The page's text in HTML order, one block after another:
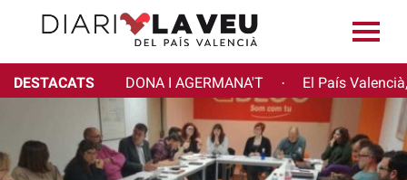
DESTACATS DONA I AGERMANA'T · El País